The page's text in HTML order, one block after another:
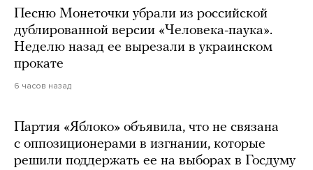
Песню Монеточки убрали из российской
дублированной версии «Человека-паука».
Неделю назад ее вырезали в украинском
прокате
6 часов назад
Партия «Яблоко» объявила, что не связана
с оппозиционерами в изгнании, которые
решили поддержать ее на выборах в Госдуму